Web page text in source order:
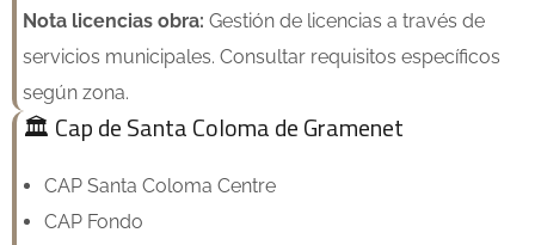
Nota licencias obra: Gestión de licencias a través de
servicios municipales. Consultar requisitos específicos
según zona.
🏛️ Cap de Santa Coloma de Gramenet
CAP Santa Coloma Centre
CAP Fondo